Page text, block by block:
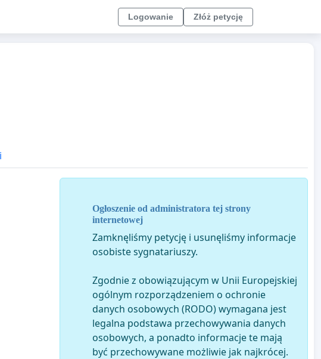
Logowanie Złóż petycję
Ogłoszenie od administratora tej strony
internetowej
Zamknęliśmy petycję i usunęliśmy informacje
osobiste sygnatariuszy.
Zgodnie z obowiązującym w Unii Europejskiej
ogólnym rozporządzeniem o ochronie
danych osobowych (RODO) wymagana jest
legalna podstawa przechowywania danych
osobowych, a ponadto informacje te mają
być przechowywane możliwie jak najkrócej.